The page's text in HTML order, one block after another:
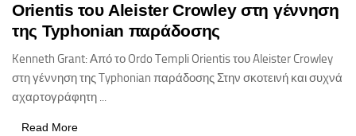
Orientis του Aleister Crowley στη γέννηση
της Typhonian παράδοσης
Kenneth Grant: Από το Ordo Templi Orientis του Aleister Crowley
στη γέννηση της Typhonian παράδοσης Στην σκοτεινή και συχνά
αχαρτογράφητη ...
Read More